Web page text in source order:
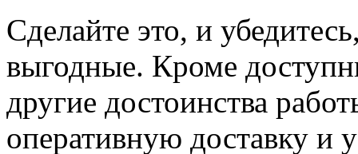
Сделайте это, и
выгодные. Кроме
другие достоинства
оперативную доставку и